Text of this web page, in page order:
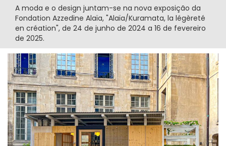
A moda e o design juntam-se na nova exposição da
Fondation Azzedine Alaïa, "Alaïa/Kuramata, la légèreté
en création", de 24 de junho de 2024 a 16 de fevereiro
de 2025.